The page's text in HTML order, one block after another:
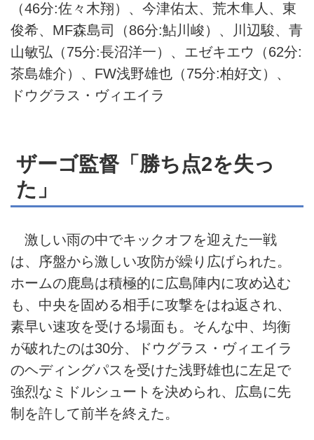
（46分:佐々木翔）、今津佑太、荒木隼人、東
俊希、MF森島司（86分:鮎川峻）、川辺駿、青
山敏弘（75分:長沼洋一）、エゼキエウ（62分:
茶島雄介）、FW浅野雄也（75分:柏好文）、
ドウグラス・ヴィエイラ
ザーゴ監督「勝ち点2を失っ
た」
激しい雨の中でキックオフを迎えた一戦
は、序盤から激しい攻防が繰り広げられた。
ホームの鹿島は積極的に広島陣内に攻め込む
も、中央を固める相手に攻撃をはね返され、
素早い速攻を受ける場面も。そんな中、均衡
が破れたのは30分、ドウグラス・ヴィエイラ
のヘディングパスを受けた浅野雄也に左足で
強烈なミドルシュートを決められ、広島に先
制を許して前半を終えた。